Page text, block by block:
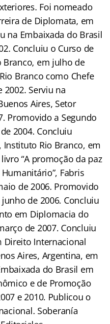
Foi nomeado
de Diplomata, em
na Embaixada do Brasil
Concluiu o Curso de
Branco, em julho de
Branco como Chefe
2002. Serviu na
Aires, Setor
Promovido a Segundo
2004. Concluiu
Rio Branco, em
“A promoção da paz
Fabris
de 2006. Promovido
de 2006. Concluiu
em Diplomacia do
de 2007. Concluiu
Direito Internacional
Aires, Argentina, em
do Brasil em
e de Promoção
e 2010. Publicou o
Soberanía